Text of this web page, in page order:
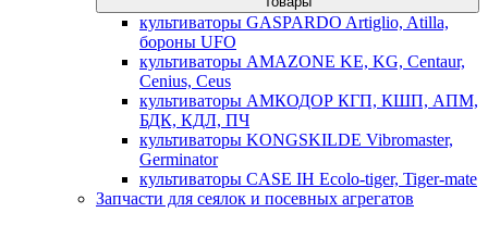
культиваторы GASPARDO Artiglio, Atilla,
бороны UFO
культиваторы AMAZONE KE, KG, Centaur,
Cenius, Ceus
культиваторы АМКОДОР КГП, КШП, АПМ,
БДК, КДЛ, ПЧ
культиваторы KONGSKILDE Vibromaster,
Germinator
культиваторы CASE IH Ecolo-tiger, Tiger-mate
Запчасти для сеялок и посевных агрегатов